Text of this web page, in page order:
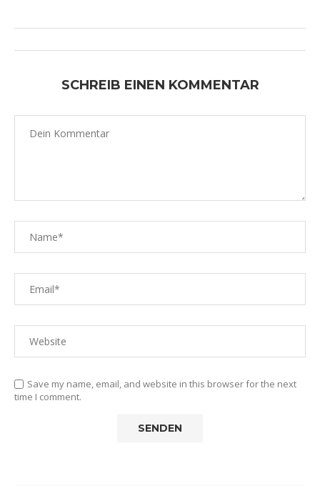
SCHREIB EINEN KOMMENTAR
Save my name, email, and website in this browser for the next
time I comment.